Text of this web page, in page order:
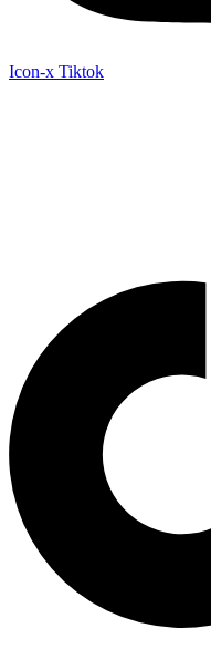
Icon-x Tiktok